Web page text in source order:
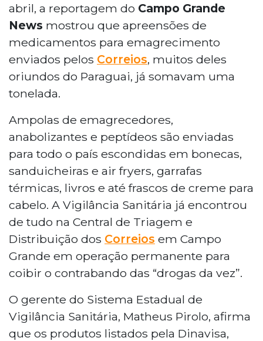
abril, a reportagem do Campo Grande
News mostrou que apreensões de
medicamentos para emagrecimento
enviados pelos Correios, muitos deles
oriundos do Paraguai, já somavam uma
tonelada.
Ampolas de emagrecedores,
anabolizantes e peptídeos são enviadas
para todo o país escondidas em bonecas,
sanduicheiras e air fryers, garrafas
térmicas, livros e até frascos de creme para
cabelo. A Vigilância Sanitária já encontrou
de tudo na Central de Triagem e
Distribuição dos Correios em Campo
Grande em operação permanente para
coibir o contrabando das “drogas da vez”.
O gerente do Sistema Estadual de
Vigilância Sanitária, Matheus Pirolo, afirma
que os produtos listados pela Dinavisa,